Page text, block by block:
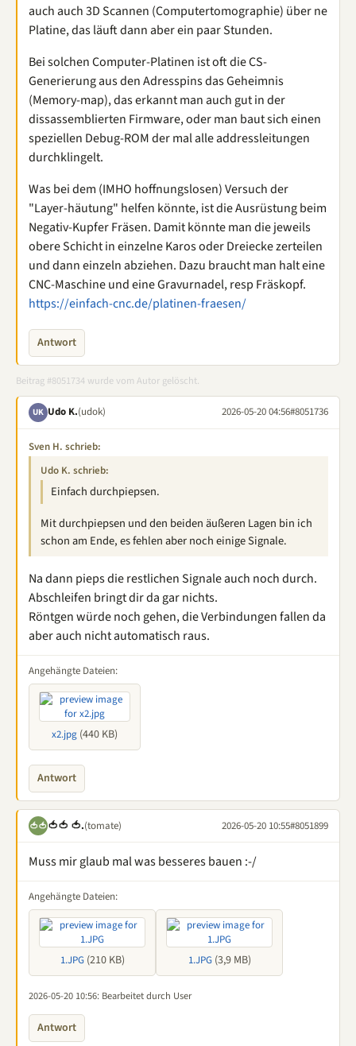
auch auch 3D Scannen (Computertomographie) über ne
Platine, das läuft dann aber ein paar Stunden.
Bei solchen Computer-Platinen ist oft die CS-
Generierung aus den Adresspins das Geheimnis
(Memory-map), das erkannt man auch gut in der
dissassemblierten Firmware, oder man baut sich einen
speziellen Debug-ROM der mal alle addressleitungen
durchklingelt.
Was bei dem (IMHO hoffnungslosen) Versuch der
"Layer-häutung" helfen könnte, ist die Ausrüstung beim
Negativ-Kupfer Fräsen. Damit könnte man die jeweils
obere Schicht in einzelne Karos oder Dreiecke zerteilen
und dann einzeln abziehen. Dazu braucht man halt eine
CNC-Maschine und eine Gravurnadel, resp Fräskopf.
https://einfach-cnc.de/platinen-fraesen/
Antwort
Beitrag #8051734 wurde vom Autor gelöscht.
UK Udo K.(udok) 2026-05-20 04:56#8051736
Sven H. schrieb:
Udo K. schrieb:
Einfach durchpiepsen.
Mit durchpiepsen und den beiden äußeren Lagen bin ich
schon am Ende, es fehlen aber noch einige Signale.
Na dann pieps die restlichen Signale auch noch durch.
Abschleifen bringt dir da gar nichts.
Röntgen würde noch gehen, die Verbindungen fallen da
aber auch nicht automatisch raus.
Angehängte Dateien:
x2.jpg (440 KB)
Antwort
🍅🍅🍅🍅 🍅.(tomate) 2026-05-20 10:55#8051899
Muss mir glaub mal was besseres bauen :-/
Angehängte Dateien:
1.JPG(210 KB) 1.JPG(3,9 MB)
2026-05-20 10:56: Bearbeitet durch User
Antwort